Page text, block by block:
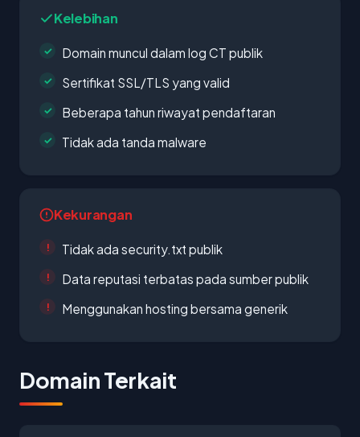
Kelebihan
Domain muncul dalam log CT publik
Sertifikat SSL/TLS yang valid
Beberapa tahun riwayat pendaftaran
Tidak ada tanda malware
Kekurangan
Tidak ada security.txt publik
Data reputasi terbatas pada sumber publik
Menggunakan hosting bersama generik
Domain Terkait